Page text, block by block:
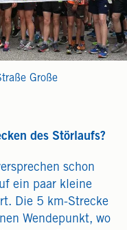
Große
des Störlaufs?
schon
ein paar kleine
Die 5 km-Strecke
Wendepunkt, wo